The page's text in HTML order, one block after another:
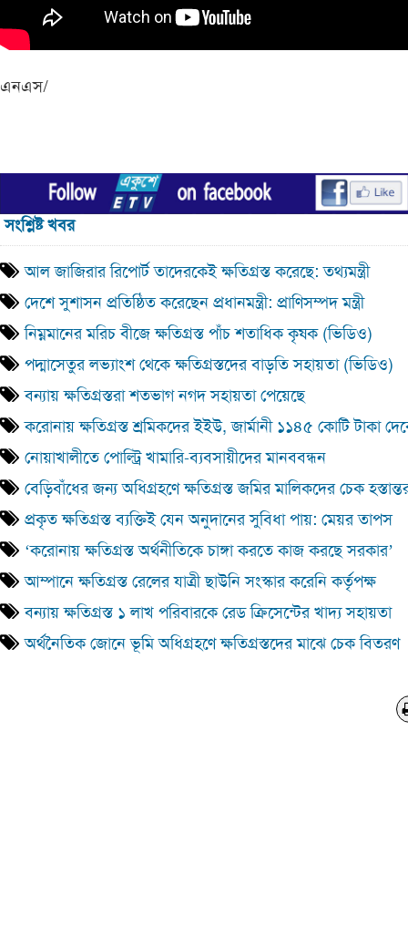
এনএস/
সংশ্লিষ্ট খবর
আল জাজিরার রিপোর্ট তাদেরকেই ক্ষতিগ্রস্ত করেছে: তথ্যমন্ত্রী
দেশে সুশাসন প্রতিষ্ঠিত করেছেন প্রধানমন্ত্রী: প্রাণিসম্পদ মন্ত্রী
নিম্নমানের মরিচ বীজে ক্ষতিগ্রস্ত পাঁচ শতাধিক কৃষক (ভিডিও)
পদ্মাসেতুর লভ্যাংশ থেকে ক্ষতিগ্রস্তদের বাড়তি সহায়তা (ভিডিও)
বন্যায় ক্ষতিগ্রস্তরা শতভাগ নগদ সহায়তা পেয়েছে
করোনায় ক্ষতিগ্রস্ত শ্রমিকদের ইইউ, জার্মানী ১১৪৫ কোটি টাকা
নোয়াখালীতে পোল্ট্রি খামারি-ব্যবসায়ীদের মানববন্ধন
বেড়িবাঁধের জন্য অধিগ্রহণে ক্ষতিগ্রস্ত জমির মালিকদের চেক
প্রকৃত ক্ষতিগ্রস্ত ব্যক্তিই যেন অনুদানের সুবিধা পায়: মেয়র তাপস
‘করোনায় ক্ষতিগ্রস্ত অর্থনীতিকে চাঙ্গা করতে কাজ করছে সরকার’
আম্পানে ক্ষতিগ্রস্ত রেলের যাত্রী ছাউনি সংস্কার করেনি কর্তৃপক্ষ
বন্যায় ক্ষতিগ্রস্ত ১ লাখ পরিবারকে রেড ক্রিসেন্টের খাদ্য সহায়তা
অর্থনৈতিক জোনে ভূমি অধিগ্রহণে ক্ষতিগ্রস্তদের মাঝে চেক বিতরণ